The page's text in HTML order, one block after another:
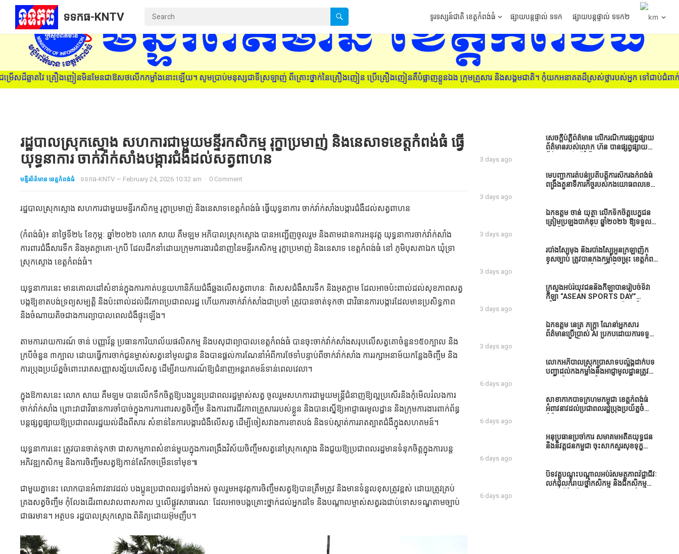
ែនជាឱសថលើកកម្លាំងនោះឡើយ។ សូមប្រាប់មនុស្សជាទីស្រឡាញ់ ពីគ្រោះថ្នាក់នៃគ្រឿងញៀន ប្រើគ្រឿងញៀនគឺបំផ្លាញខ្លួនឯង ក្រុមគ្រួសារ និងសង្គមជាតិ។ កុំយកអនាគតដ៏ស្រស់ថ្លារបស់អ្នក ទៅជាប់ជំពាក់នឹងគ្រឿងញៀន ស្វែងរក
ទទកធ-KNTV ទូរទស្សន៍ជាតិ ខេត្តកំពង់ធំ ផ្សាយបន្តផ្ទាល់ ទទក ផ្សាយបន្តផ្ទាល់ ទទក២
រដ្ឋបាលស្រុកស្ទោង សហការជាមួយមន្ទីរកសិកម្ម រុក្ខាប្រមាញ់ និងនេសាទខេត្តកំពង់ធំ ធ្វើ
យុទ្ធនាការ ចាក់វ៉ាក់សាំងបង្ការជំងឺដល់សត្វពាហន
មន្ទីរព័ត៌មាន ខេត្តកំពង់ធំ ទទកធ-KNTV — February 24, 2026 10:32 am · 0 Comment
រដ្ឋបាលស្រុកស្ទោង សហការជាមួយមន្ទីរកសិកម្ម រុក្ខាប្រមាញ់ និងនេសាទខេត្តកំពង់ធំ ធ្វើយុទ្ធនាការ ចាក់វ៉ាក់សាំងបង្ការជំងឺដល់សត្វពាហន
(កំពង់ធំ)៖ នាថ្ងៃទី២៤ ខែកុម្ភៈ ឆ្នាំ២០២៦ លោក សាយ គឹមឡម អភិបាលស្រុកស្ទោង បានអញ្ជើញចូលរួម និងតាមដានការអនុវត្ត យុទ្ធនាការចាក់វ៉ាក់សាំង
ការពារជំងឺសារទឹក និងអុតក្តាគោ-ក្របី ដែលដឹកនាំដោយក្រុមការងារជំនាញនៃមន្ទីរកសិកម្ម រុក្ខាប្រមាញ់ និងនេសាទ ខេត្តកំពង់ធំ នៅ ភូមិបុសតាឯក ឃុំទ្រា
ស្រុកស្ទោង ខេត្តកំពង់ធំ។
យុទ្ធនាការនេះ មានគោលដៅសំខាន់ក្នុងការកាត់បន្ថយហានិភ័យជំងឺឆ្លងលើសត្វពាហនៈ ពិសេសជំងឺសារទឹក និងអុតក្តាម ដែលអាចប៉ះពាល់ដល់សុខភាពសត្វ
បង្កឱ្យខាតបង់ទ្រព្យសម្បត្តិ និងប៉ះពាល់ដល់ជីវភាពប្រជាពលរដ្ឋ ហើយការចាក់វ៉ាក់សាំងជាប្រចាំ ត្រូវបានចាត់ទុកថា ជាវិធានការបង្ការដែលមានប្រសិទ្ធភាព
និងចំណាយតិចជាងការព្យាបាលពេលជំងឺផ្ទុះឡើង។
តាមការរាយការណ៍ ចាន់ បញ្ញាវ័ន្ត ប្រធានការិយាល័យផលិតកម្ម និងបសុជាព្យាបាលខេត្តកំពង់ធំ បានចុះចាក់វ៉ាក់សាំងសរុបលើសត្វគោចំនួន១៥០ក្បាល និង
ក្របីចំនួន ៣ក្បាល ដោយធ្វើការចាក់ជូនម្ចាស់សត្វនៅមូលដ្ឋាន និងបានផ្តល់ការណែនាំអំពីការថែទាំបន្ទាប់ពីចាក់វ៉ាក់សាំង ការរក្សាអនាម័យកន្លែងចិញ្ចឹម និង
ការប្រុងប្រយ័ត្នចំពោះរោគសញ្ញាសង្ស័យលើសត្វ ដើម្បីរាយការណ៍ឱ្យជំនាញអន្តរាគមន៍ទាន់ពេលវេលា។
ក្នុងឱកាសនេះ លោក សាយ គឹមឡម បានលើកទឹកចិត្តឱ្យបងប្អូនប្រជាពលរដ្ឋម្ចាស់សត្វ ចូលរួមសហការជាមួយមន្ត្រីជំនាញឱ្យល្អប្រសើរនិងកុំមើលរំលងការ
ចាក់វ៉ាក់សាំង ព្រោះវាជាវិធានការចាំបាច់ក្នុងការការពារសត្វចិញ្ចឹម និងការពារជីវភាពគ្រួសាររបស់ខ្លួន និងបានស្នើឱ្យអាជ្ញាធរមូលដ្ឋាន និងក្រុមការងារពាក់ព័ន្ធ
បន្តផ្សព្វផ្សាយឱ្យប្រជាពលរដ្ឋយល់ដឹងពីសារៈសំខាន់នៃការបង្ការជំងឺលើសត្វ ដើម្បីចៀសវាងការខាតបង់ និងទប់ស្កាត់ការរាតត្បាតជំងឺក្នុងសហគមន៍។
យុទ្ធនាការនេះ ត្រូវបានចាត់ទុកថា ជាសកម្មភាពសំខាន់មួយក្នុងការពង្រឹងវិស័យចិញ្ចឹមសត្វនៅស្រុកស្ទោង និងជួយឱ្យប្រជាពលរដ្ឋមានទំនុកចិត្តក្នុងការបន្ត
អភិវឌ្ឍកសិកម្ម និងការចិញ្ចឹមសត្វឱ្យកាន់តែរីកចម្រើនទៅមុខ៕
ជាមួយគ្នានេះ លោកបានអំពាវនាវដល់ បងប្អូនប្រជាពលរដ្ឋទាំងអស់ ចូលរួមអនុវត្តការចិញ្ចឹមសត្វឱ្យបានត្រឹមត្រូវ និងមានទំនួលខុសត្រូវខ្ពស់ ដោយត្រូវគ្រប់
គ្រងសត្វចិញ្ចឹម កុំលែងដើរពាសវាលពាសកាល ឬលើផ្លូវសាធារណៈ ដែលអាចបង្កគ្រោះថ្នាក់ដល់អ្នកដទៃ និងបណ្តាលម្ចាស់សត្វរងជាប់ទោសទណ្ឌតាមច្បាប់
ជាធរមាន។ អត្ថបទ រដ្ឋបាលស្រុកស្ទោង.ពិនិត្យដោយអ៊ុមញឹប។
សេចក្តីបំភ្លឺព័ត៌មាន លេីករណីការផ្សព្វផ្សាយ
ព័ត៌មានរបស់លោក ហ៊ន បានផ្សព្វផ្សាយ
២០២៦ នេះ ដោយបានដាក់ចំណងជើងថា
«ខេត្តកំពង់ធំ សូមសំណូមពរទៅដល់
ខ្លះទៅព្រោះឥឡូវដឹងហើយថាពិបាករកលុយ
ណាស់គាត់ដាំដំណាំសឹកសឹងតែខ្ចីលុយ
ធនាគារយកមកដាំ ព្រោះមួយរយៈចុងក្រោយ
ពាក់ព័ន្ធនិងអាជ្ញាធរជាមួយនឹងប្រជាពលរដ្ឋ
រឿងដីអាស្រ័យផល»
3 days ago
មេបញ្ជាការតំបន់ប្រតិបត្តិការសឹករងកំពង់ធំ
ពង្រឹងតួនាទីភារកិច្ចរបស់កងយោធពលខេមរ
3 days ago
ឯកឧត្តម ចាន់ យុត្ថា លើកទឹកចិត្តបេក្ខជន
ត្រៀមប្រឡងបាក់ឌុប ឆ្នាំ២០២៦ ឱ្យទទួល
3 days ago
របាំង​ស្បៃ​មុង​ និង​របាំង​ស្បៃ​អួន​ក្រឡា​ញឹក​
ខុស​ច្បាប់​ ត្រូវ​បាន​កងកម្លាំង​ចម្រុះ​ ខេត្តកំពង់​
3 days ago
ក្រសួងអប់រំយុវជននិងកីឡាបានរៀបចំទិវា
កីឡា “ASEAN SPORTS DAY”
កំពង់ធំ( Video inside)
3 days ago
ឯកឧត្តម នេត្រ ភក្ត្រា ណែនាំអ្នកសារ
ព័ត៌មានប្រើប្រាស់ AI ប្រកបដោយការទទួល
ព្រោះ AI មិនមែនជាអ្នកទទួលខុសត្រូវនៃ
អត្ថបទព័ត៌មាននោះទេ
3 days ago
លោកអភិបាលស្រុកប្រាសាទបល្ល័ង្កដាក់បទ
បញ្ជាដល់កងកម្លាំងនិងអាជ្ញាមូលដ្ឋានត្រូវ
6 days ago
សាខាកាកបាទក្រហមកម្ពុជា ខេត្តកំពង់ធំ
អំពាវនាវដល់ប្រជាពលរដ្ឋប្រុងប្រយ័ត្នចំពោះ
6 days ago
អនុប្រធានប្រចាំការ សមាគមអតីតយុទ្ធជន
និងនិវត្តជនកម្ពុជា ចុះសាកសួរសុខទុក្ខ
អភិវឌ្ឍន៍អតីតយុទ្ធជន មរតកតេជោធិបតី
ថ្លុកកព្រីង
6 days ago
បិទវគ្គបណ្តុះបណ្តាលអប់រំសមត្ថភាពវិជ្ជាជីវៈ
លក់ដុំលក់រាយថ្នាំកសិកម្ម និងជីកសិកម្ម
6 days ago